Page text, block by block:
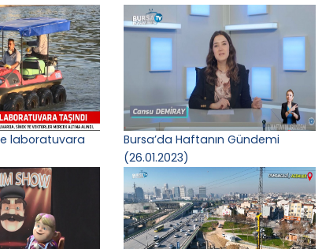
laboratuvara
Bursa’da Haftanın Gündemi
(26.01.2023)